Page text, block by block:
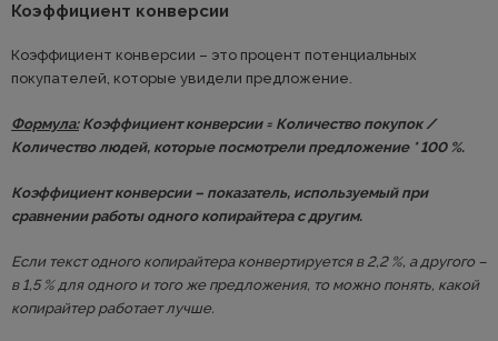
Коэффициент конверсии
Коэффициент конверсии – это процент потенциальных
покупателей, которые увидели предложение.
Формула:Коэффициент конверсии = Количество покупок /
Количество людей, которые посмотрели предложение * 100 %.
Коэффициент конверсии – показатель, используемый при
сравнении работы одного копирайтера с другим.
Если текст одного копирайтера конвертируется в 2,2 %, а другого –
в 1,5 % для одного и того же предложения, то можно понять, какой
копирайтер работает лучше.